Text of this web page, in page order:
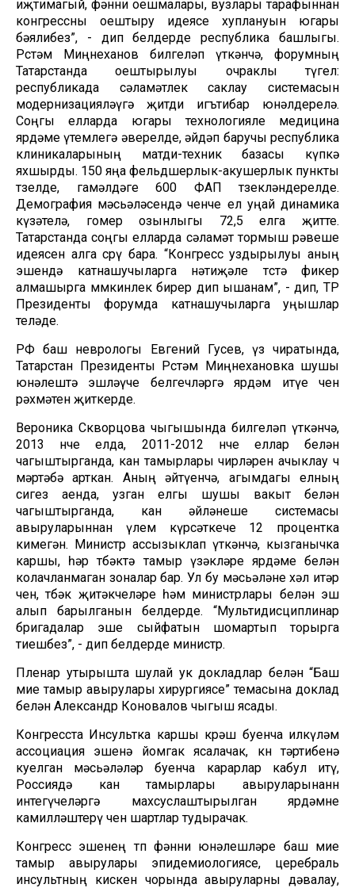
иҗтимагый, фәнни оешмалары, вузлары тарафыннан
конгрессны оештыру идеясе хуплануын югары
бәялибез”, - дип белдерде республика башлыгы.
Рөстәм Миңнеханов билгеләп үткәнчә, форумның
Татарстанда оештырылуы очраклы түгел:
республикада сәламәтлек саклау системасын
модернизацияләүгә җитди игътибар юнәлдерелә.
Соңгы елларда югары технологияле медицина
ярдәме үтемлегә әверелде, әйдәп баручы республика
клиникаларының матди-техник базасы күпкә
яхшырды. 150 яңа фельдшерлык-акушерлык пункты
төзелде, гамәлдәге 600 ФАП төзекләндерелде.
Демография мәсьәләсендә өченче ел уңай динамика
күзәтелә, гомер озынлыгы 72,5 елга җитте.
Татарстанда соңгы елларда сәламәт тормыш рәвеше
идеясен алга сөрү бара. “Конгресс уздырылуы аның
эшендә катнашучыларга нәтиҗәле төстә фикер
алмашырга мөмкинлек бирер дип ышанам”, - дип, ТР
Президенты форумда катнашучыларга уңышлар
теләде.
РФ баш неврологы Евгений Гусев, үз чиратында,
Татарстан Президенты Рөстәм Миңнехановка шушы
юнәлештә эшләүче белгечләргә ярдәм итүе өчен
рәхмәтен җиткерде.
Вероника Скворцова чыгышында билгеләп үткәнчә,
2013 нче елда, 2011-2012 нче еллар белән
чагыштырганда, кан тамырлары чирләрен ачыклау өч
мәртәбә арткан. Аның әйтүенчә, агымдагы елның
сигез аенда, узган елгы шушы вакыт белән
чагыштырганда, кан әйләнеше системасы
авыруларыннан үлем күрсәткече 12 процентка
кимегән. Министр ассызыклап үткәнчә, кызганычка
каршы, һәр төбәктә тамыр үзәкләре ярдәме белән
колачланмаган зоналар бар. Ул бу мәсьәләне хәл итәр
өчен, төбәк җитәкчеләре һәм министрлары белән эш
алып барылганын белдерде. “Мультидисциплинар
бригадалар эше сыйфатын шомартып торырга
тиешбез”, - дип белдерде министр.
Пленар утырышта шулай ук докладлар белән “Баш
мие тамыр авырулары хирургиясе” темасына доклад
белән Александр Коновалов чыгыш ясады.
Конгресста Инсультка каршы көрәш буенча илкүләм
ассоциация эшенә йомгак ясалачак, көн тәртибенә
куелган мәсьәләләр буенча карарлар кабул итү,
Россиядә кан тамырлары авыруларынанн
интегүчеләргә махсуслаштырылган ярдәмне
камилләштерү өчен шартлар тудырачак.
Конгресс эшенең төп фәнни юнәлешләре баш мие
тамыр авырулары эпидемиологиясе, церебраль
инсультның кискен чорында авыруларны дәвалау,